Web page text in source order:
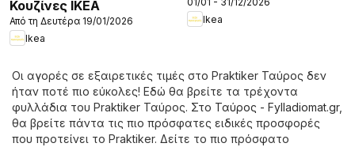
Κουζίνες IKEA
Από τη Δευτέρα 19/01/2026
Ikea
Ikea
Οι αγορές σε εξαιρετικές τιμές στο Praktiker Ταύρος δεν
ήταν ποτέ πιο εύκολες! Εδώ θα βρείτε τα τρέχοντα
φυλλάδια του Praktiker Ταύρος. Στο Ταύρος - Fylladiomat.gr,
θα βρείτε πάντα τις πιο πρόσφατες ειδικές προσφορές
που προτείνει το Praktiker. Δείτε το πιο πρόσφατο